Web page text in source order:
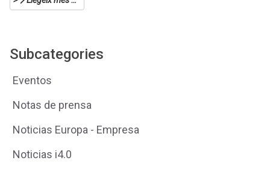
Subcategories
Eventos
Notas de prensa
Noticias Europa - Empresa
Noticias i4.0